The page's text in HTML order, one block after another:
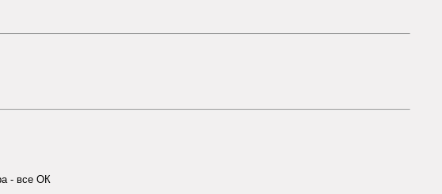
- все ОК